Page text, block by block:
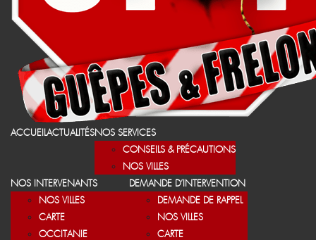
ACCUEILACTUALITÉSNOS SERVICES
CONSEILS & PRÉCAUTIONS
NOS VILLES
NOS INTERVENANTS
NOS VILLES
CARTE
OCCITANIE
DEMANDE D’INTERVENTION
DEMANDE DE RAPPEL
NOS VILLES
CARTE